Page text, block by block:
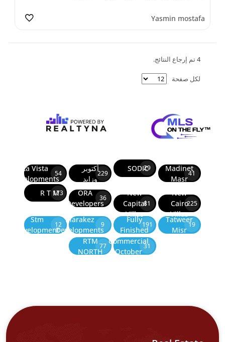
Yasmin mostafa
4 تم إرجاع النتائج.
لكل صفحة
Madinet
Masr
41
SODIC
29
أكتوبر
وزايد
229
La Vista
Developments
54
New
Cairo
Villas
225
New
Capital
Villas
81
ORA
Developers
36
R T M
173
Tatweer
Misr
19
Fully
Finished
191
Marakez
Developments
9
Stm
Development
12
Commercial
October
31
RTM
NORTH
77